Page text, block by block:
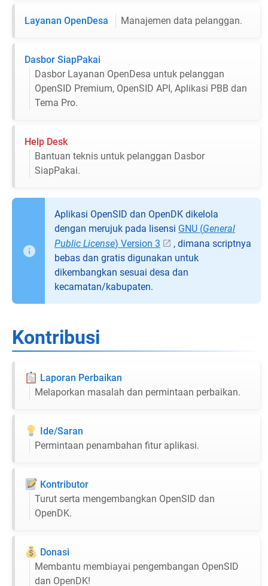
Layanan OpenDesa Manajemen data pelanggan.
Dasbor SiapPakai
Dasbor Layanan OpenDesa untuk pelanggan
OpenSID Premium, OpenSID API, Aplikasi PBB dan
Tema Pro.
Help Desk
Bantuan teknis untuk pelanggan Dasbor
SiapPakai.
Aplikasi OpenSID dan OpenDK dikelola
dengan merujuk pada lisensi GNU (General
Public License) Version 3
, dimana scriptnya
bebas dan gratis digunakan untuk
dikembangkan sesuai desa dan
kecamatan/kabupaten.
Kontribusi
Laporan Perbaikan
Melaporkan masalah dan permintaan perbaikan.
Ide/Saran
Permintaan penambahan fitur aplikasi.
Kontributor
Turut serta mengembangkan OpenSID dan
OpenDK.
Donasi
Membantu membiayai pengembangan OpenSID
dan OpenDK!